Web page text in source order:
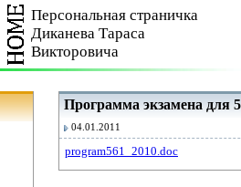
Персональная страничка
Диканева Тараса
Викторовича
Программа экзамена для
04.01.2011
program561_2010.doc